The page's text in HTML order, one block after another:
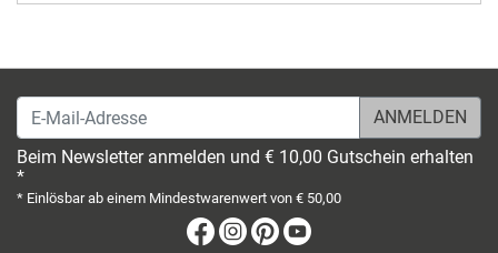
E-Mail-Adresse
Beim Newsletter anmelden und € 10,00 Gutschein erhalten
*
* Einlösbar ab einem Mindestwarenwert von € 50,00
Facebook
Instagram
Pinterest